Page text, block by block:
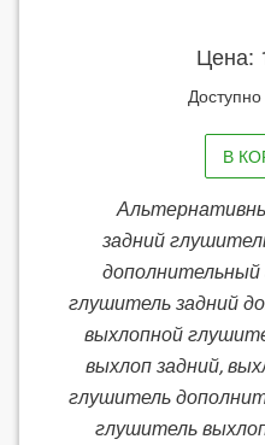
Цена:
Доступно
В
задний
дополнительный
глушитель задний
выхлопной
выхлоп задний,
глушитель
глушитель